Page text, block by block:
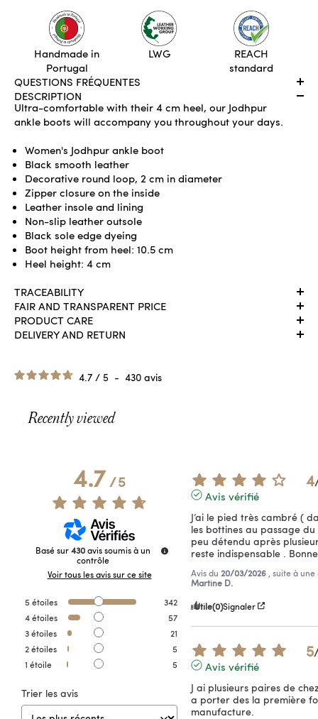
ADD TO CART
Handmade in
Portugal
LWG
REACH
standard
QUESTIONS FRÉQUENTES
DESCRIPTION
Ultra-comfortable with their 4 cm heel, our Jodhpur
ankle boots will accompany you throughout your days.
Women's Jodhpur ankle boot
Black smooth leather
Decorative round loop, 2 cm in diameter
Zipper closure on the inside
Leather insole and lining
Non-slip leather outsole
Black sole edge dyeing
Boot height from heel: 10.5 cm
Heel height: 4 cm
TRACEABILITY
FAIR AND TRANSPARENT PRICE
PRODUCT CARE
DELIVERY AND RETURN
4.7 / 5 - 430 avis
Recently viewed
4.7/5
Basé sur430avis soumis à un
contrôle
Voir tous les avis sur ce site
5 étoiles
342
4étoiles
57
3étoiles
21
2étoiles
5
1 étoile 5
Trier les avis
4
Avis vérifié
J’ai le pied très cambré (
les bottines au passage du
peu détendu après
reste indispensable .
Avis du 20/03/2026 , suite à
Martine D.
Utile(0)Signaler
5
Avis vérifié
J ai plusieurs paires de
a porter des la première
manufacture.